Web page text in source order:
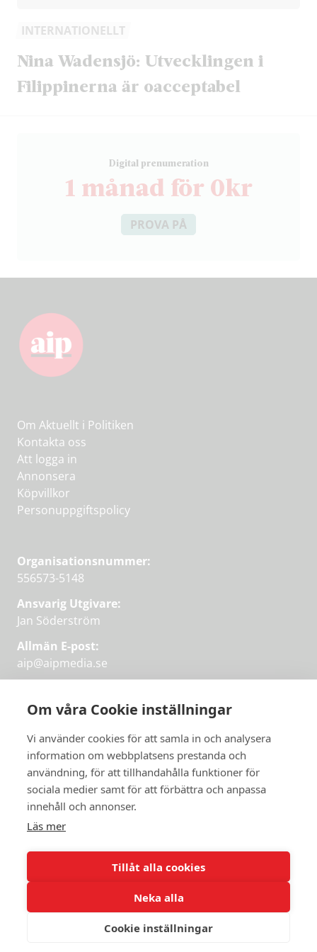
Om våra Cookie inställningar
Vi använder cookies för att samla in och analysera
information om webbplatsens prestanda och
användning, för att tillhandahålla funktioner för
sociala medier samt för att förbättra och anpassa
innehåll och annonser.
Läs mer
Tillåt alla cookies
Neka alla
Cookie inställningar
första månaden
gratis.
PRENUMERERA
INTERNATIONELLT
Nina Wadensjö: Utvecklingen i
Filippinerna är oacceptabel
Digital prenumeration
1 månad för 0kr
PROVA PÅ
Om Aktuellt i Politiken
Kontakta oss
Att logga in
Annonsera
Köpvillkor
Personuppgiftspolicy
Organisationsnummer:
556573-5148
Ansvarig Utgivare:
Jan Söderström
Allmän E-post:
aip@aipmedia.se
aip@flowyinfo.seeller 08-1210 60 40.
Instagram
LinkedIn
Twitter
Facebook
Få veckans bästa
artiklar på mejlen
PRENUMERERA
© 2026 Aktuellt i Politiken.